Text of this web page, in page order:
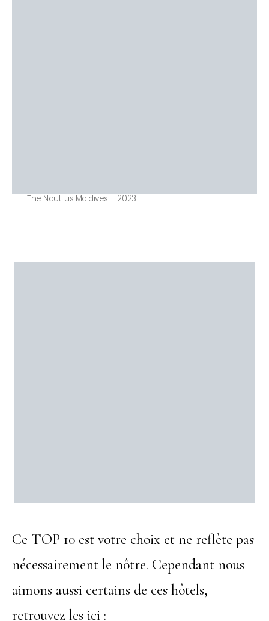
The Nautilus Maldives – 2023
Ce TOP 10 est votre choix et ne reflète pas
nécessairement le nôtre. Cependant nous
aimons aussi certains de ces hôtels,
retrouvez les ici :